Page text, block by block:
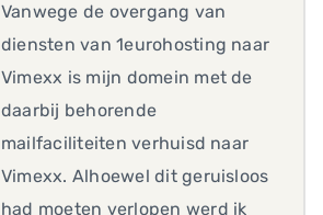
Vanwege de overgang van
diensten van 1eurohosting naar
Vimexx is mijn domein met de
daarbij behorende
mailfaciliteiten verhuisd naar
Vimexx. Alhoewel dit geruisloos
had moeten verlopen werd ik